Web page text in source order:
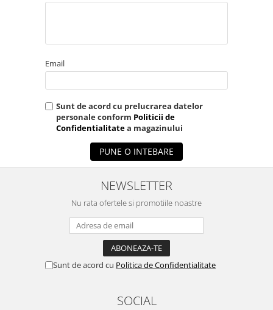
Email
Sunt de acord cu prelucrarea datelor
personale conform Politicii de
Confidentialitatea magazinului
PUNE O INTEBARE
NEWSLETTER
Nu rata ofertele si promotiile noastre
Sunt de acord cu Politica de Confidentialitate
SOCIAL